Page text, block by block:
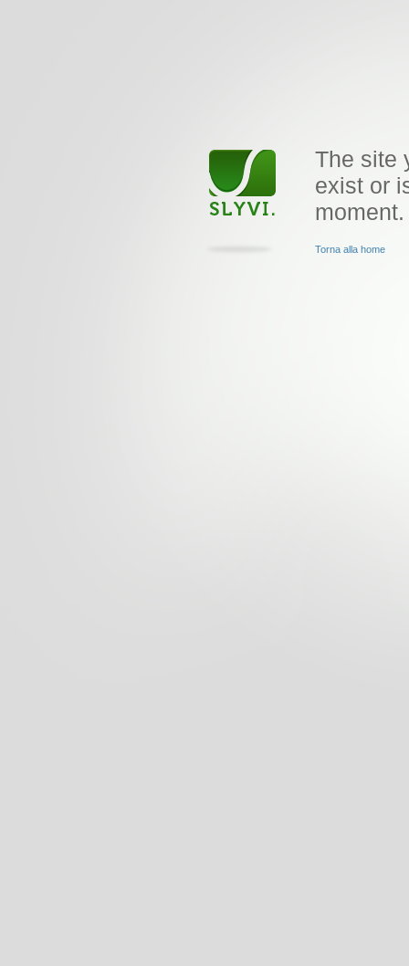
The site
exist or
moment.
Torna alla home